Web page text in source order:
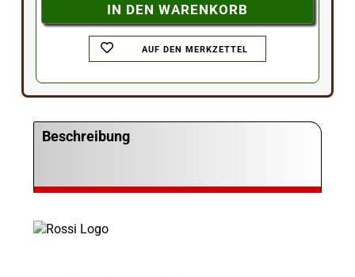
AUF DEN MERKZETTEL
Beschreibung